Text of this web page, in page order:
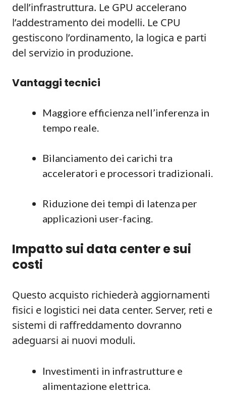
dell’infrastruttura. Le GPU accelerano
l’addestramento dei modelli. Le CPU
gestiscono l’ordinamento, la logica e parti
del servizio in produzione.
Vantaggi tecnici
Maggiore efficienza nell’inferenza in
tempo reale.
Bilanciamento dei carichi tra
acceleratori e processori tradizionali.
Riduzione dei tempi di latenza per
applicazioni user-facing.
Impatto sui data center e sui
costi
Questo acquisto richiederà aggiornamenti
fisici e logistici nei data center. Server, reti e
sistemi di raffreddamento dovranno
adeguarsi ai nuovi moduli.
Investimenti in infrastrutture e
alimentazione elettrica.